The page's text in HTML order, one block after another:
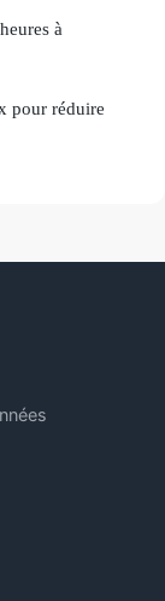
à
pour réduire